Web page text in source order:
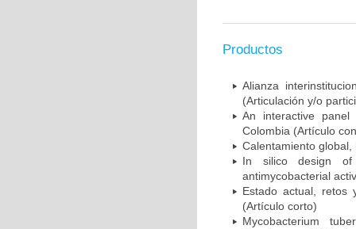
Productos
Alianza
(Articulación y/o
An interactive
Colombia (Artículo
Calentamiento
In silico design of
antimycobacterial
Estado actual, retos
(Artículo corto)
Mycobacterium